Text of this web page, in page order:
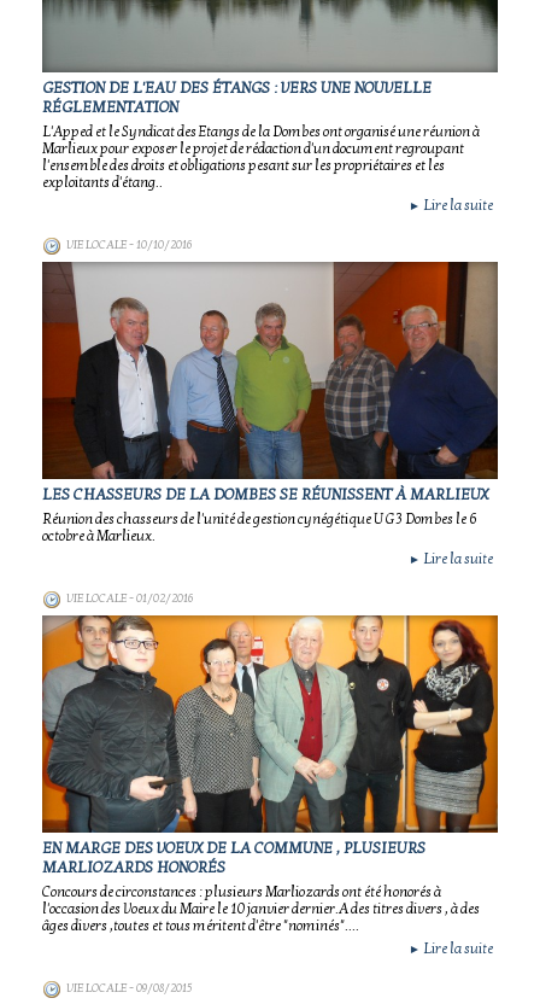
GESTION DE L'EAU DES ÉTANGS : VERS UNE NOUVELLE
RÉGLEMENTATION
L'Apped et le Syndicat des Etangs de la Dombes ont organisé une réunion à
Marlieux pour exposer le projet de rédaction d'un document regroupant
l'ensemble des droits et obligations pesant sur les propriétaires et les
exploitants d'étang..
► Lire la suite
VIE LOCALE- 10/10/2016
LES CHASSEURS DE LA DOMBES SE RÉUNISSENT À MARLIEUX
Réunion des chasseurs de l'unité de gestion cynégétique UG 3 Dombes le 6
octobre à Marlieux.
► Lire la suite
VIE LOCALE- 01/02/2016
EN MARGE DES VOEUX DE LA COMMUNE , PLUSIEURS
MARLIOZARDS HONORÉS
Concours de circonstances : plusieurs Marliozards ont été honorés à
l'occasion des Voeux du Maire le 10 janvier dernier.A des titres divers , à des
âges divers ,toutes et tous méritent d'être "nominés"....
► Lire la suite
VIE LOCALE- 09/08/2015